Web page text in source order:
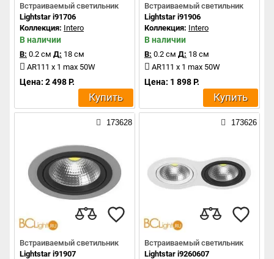
Встраиваемый светильник
Lightstar i91706
Коллекция: Intero
В наличии
В: 0.2 см Д: 18 см
AR111 x 1 max 50W
Цена: 2 498 Р.
Купить
Встраиваемый светильник
Lightstar i91906
Коллекция: Intero
В наличии
В: 0.2 см Д: 18 см
AR111 x 1 max 50W
Цена: 1 898 Р.
Купить
173628
Встраиваемый светильник
Lightstar i91907
173626
Встраиваемый светильник
Lightstar i9260607